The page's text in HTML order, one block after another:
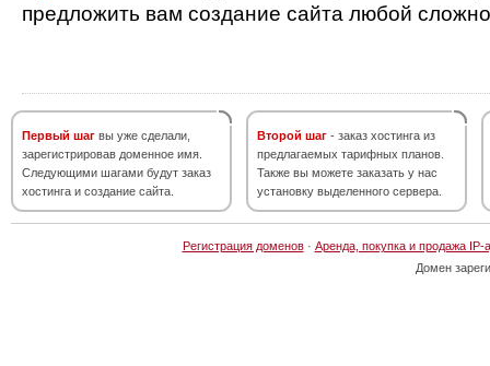
предложить вам создание сайта любой
Первый шаг вы уже сделали,
зарегистрировав доменное имя.
Следующими шагами будут заказ
хостинга и создание сайта.
Второй шаг - заказ хостинга из
предлагаемых тарифных планов.
Также вы можете заказать у нас
установку выделенного сервера.
Регистрация доменов· Аренда, покупка и продажа IP-
Домен